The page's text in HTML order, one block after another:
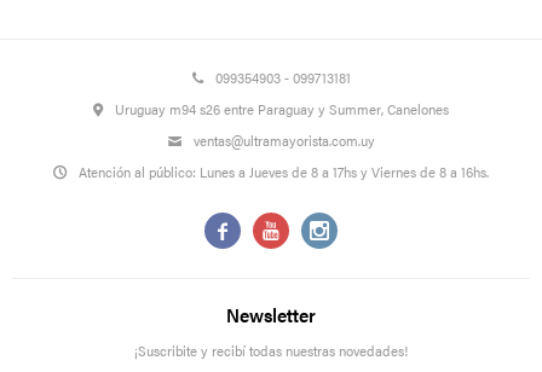
099354903 - 099713181
Uruguay m94 s26 entre Paraguay y Summer, Canelones
ventas@ultramayorista.com.uy
Atención al público: Lunes a Jueves de 8 a 17hs y Viernes de 8 a 16hs.
  
Newsletter
¡Suscribite y recibí todas nuestras novedades!